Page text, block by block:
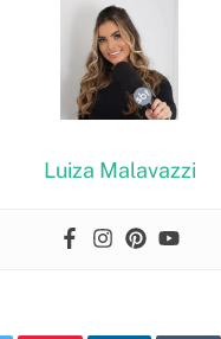
Luiza Malavazzi